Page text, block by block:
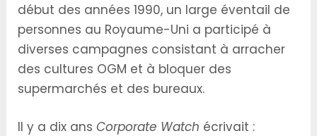
début des années 1990, un large éventail de
personnes au Royaume-Uni a participé à
diverses campagnes consistant à arracher
des cultures OGM et à bloquer des
supermarchés et des bureaux.
Il y a dix ans Corporate Watch écrivait :